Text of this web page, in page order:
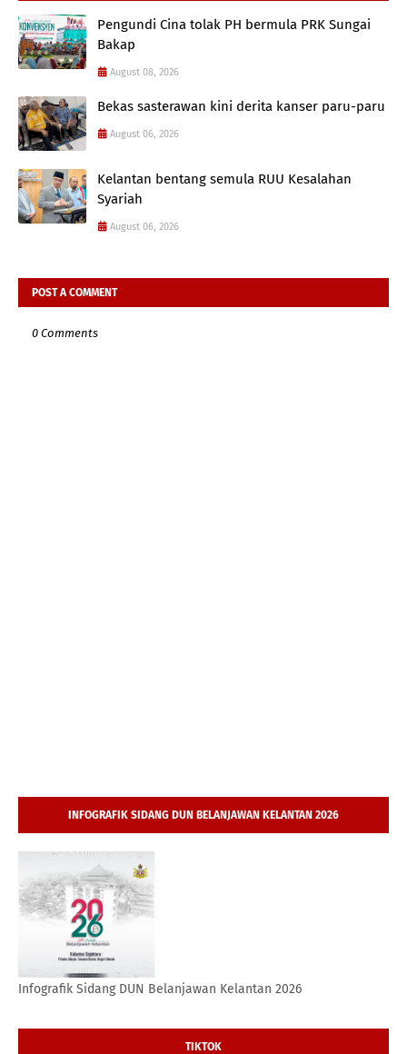
Pengundi Cina tolak PH bermula PRK Sungai
Bakap
August 08, 2026
Bekas sasterawan kini derita kanser paru-paru
August 06, 2026
Kelantan bentang semula RUU Kesalahan
Syariah
August 06, 2026
POST A COMMENT
0 Comments
INFOGRAFIK SIDANG DUN BELANJAWAN KELANTAN 2026
Infografik Sidang DUN Belanjawan Kelantan 2026
TIKTOK